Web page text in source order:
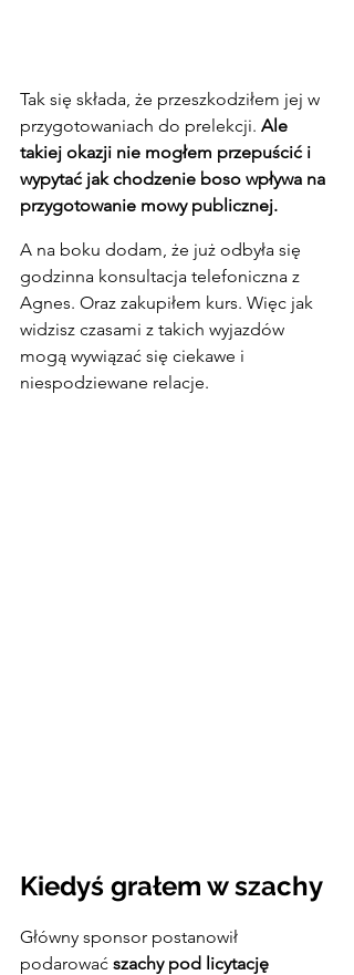
Tak się składa, że przeszkodziłem jej w
przygotowaniach do prelekcji. Ale
takiej okazji nie mogłem przepuścić i
wypytać jak chodzenie boso wpływa na
przygotowanie mowy publicznej.
A na boku dodam, że już odbyła się
godzinna konsultacja telefoniczna z
Agnes. Oraz zakupiłem kurs. Więc jak
widzisz czasami z takich wyjazdów
mogą wywiązać się ciekawe i
niespodziewane relacje.
Kiedyś grałem w szachy
Główny sponsor postanowił
podarować szachy pod licytację